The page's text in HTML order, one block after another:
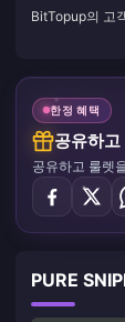
BitTopup의 고
한정 혜택
공유하고
공유하고 룰렛
PURE